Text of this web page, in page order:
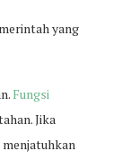
yang
Fungsi
Jika